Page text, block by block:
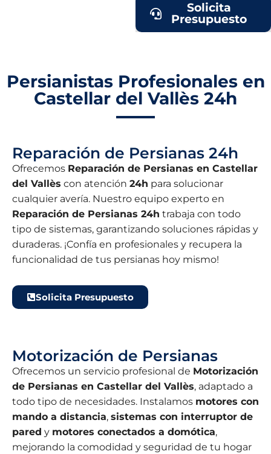
Solicita
Presupuesto
Persianistas Profesionales en
Castellar del Vallès 24h
Reparación de Persianas 24h
Ofrecemos Reparación de Persianas en Castellar
del Vallès con atención 24h para solucionar
cualquier avería. Nuestro equipo experto en
Reparación de Persianas 24h trabaja con todo
tipo de sistemas, garantizando soluciones rápidas y
duraderas. ¡Confía en profesionales y recupera la
funcionalidad de tus persianas hoy mismo!
Solicita Presupuesto
Motorización de Persianas
Ofrecemos un servicio profesional de Motorización
de Persianas en Castellar del Vallès, adaptado a
todo tipo de necesidades. Instalamos motores con
mando a distancia, sistemas con interruptor de
pared y motores conectados a domótica,
mejorando la comodidad y seguridad de tu hogar